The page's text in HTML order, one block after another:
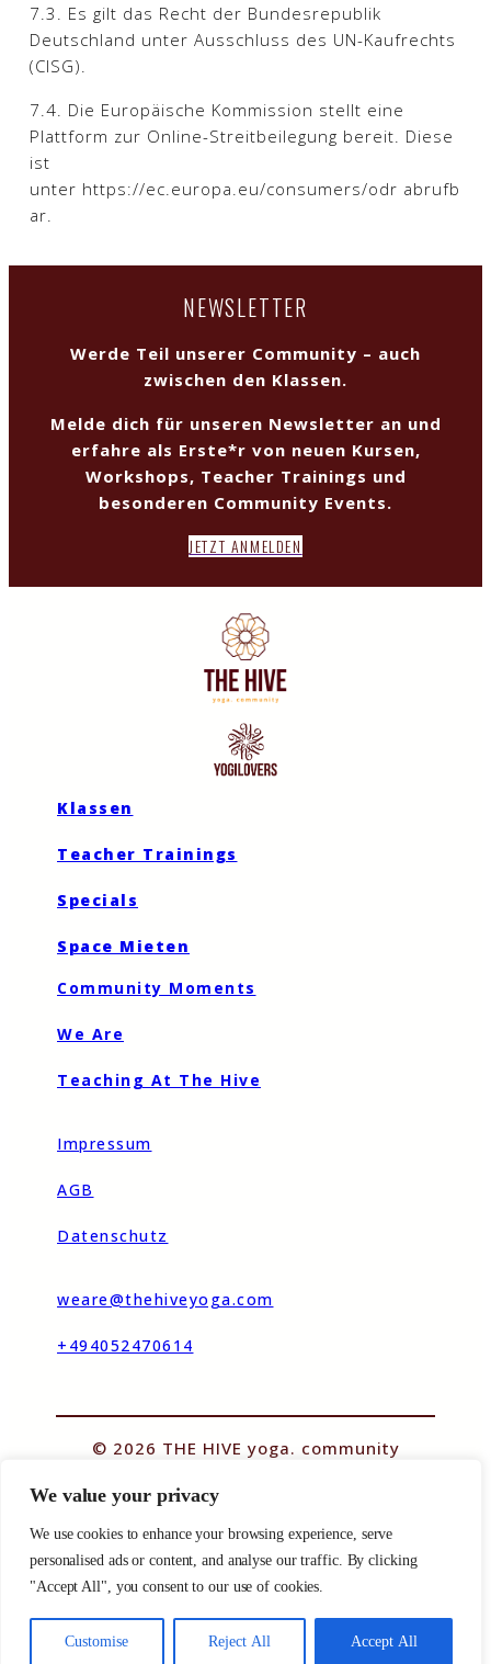
We value your privacy
We use cookies to enhance your browsing experience, serve
personalised ads or content, and analyse our traffic. By clicking
"Accept All", you consent to our use of cookies.
Customise Reject All Accept All
7.3. Es gilt das Recht der Bundesrepublik
Deutschland unter Ausschluss des UN-Kaufrechts
(CISG).​
7.4. Die Europäische Kommission stellt eine
Plattform zur Online-Streitbeilegung bereit. Diese
ist
unter https://ec.europa.eu/consumers/odr abrufb
ar.
NEWSLETTER
Werde Teil unserer Community – auch
zwischen den Klassen.
Melde dich für unseren Newsletter an und
erfahre als Erste*r von neuen Kursen,
Workshops, Teacher Trainings und
besonderen Community Events.
JETZT ANMELDEN
Klassen
Teacher Trainings
Specials
Space Mieten
Community Moments
We Are
Teaching At The Hive
Impressum
AGB
Datenschutz
weare@thehiveyoga.com
+494052470614
© 2026 THE HIVE yoga. community
Designed By MoreImpact